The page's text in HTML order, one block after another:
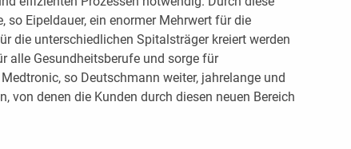
so Eipeldauer, ein enormer Mehrwert für die
die unterschiedlichen Spitalsträger kreiert werden
alle Gesundheitsberufe und sorge für
so Deutschmann weiter, jahrelange und
von denen die Kunden durch diesen neuen Bereich